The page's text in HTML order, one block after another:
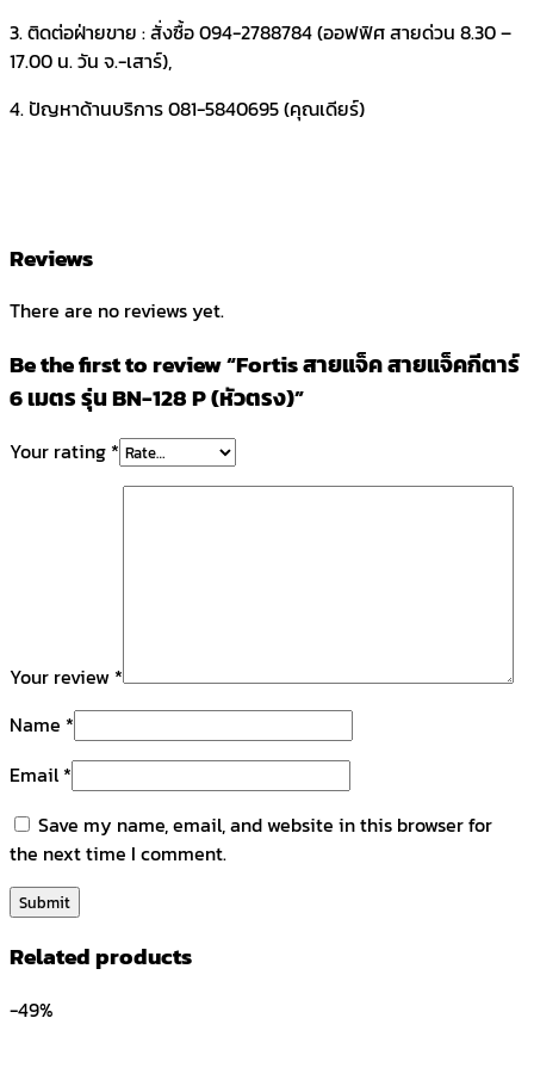
3. ติดต่อฝ่ายขาย : สั่งซื้อ 094-2788784 (ออฟฟิศ สายด่วน 8.30 –
17.00 น. วัน จ.-เสาร์),
4. ปัญหาด้านบริการ 081-5840695 (คุณเดียร์)
Reviews
There are no reviews yet.
Be the first to review “Fortis สายแจ็ค สายแจ็คกีตาร์
6 เมตร รุ่น BN-128 P (หัวตรง)”
Your rating *
Your review *
Name *
Email*
Save my name, email, and website in this browser for
the next time I comment.
Related products
-49%